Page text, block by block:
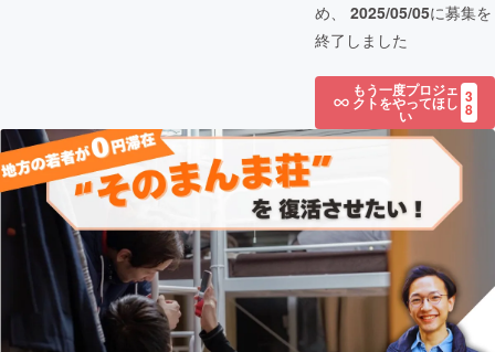
め、 2025/05/05に募集を
終了しました
もう一度プロジェ
クトをやってほし
い
3
8